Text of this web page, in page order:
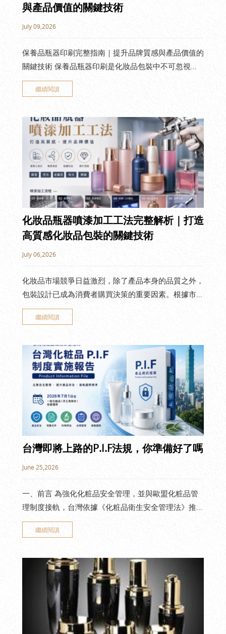
與產品價值的關鍵技術
July 09,2026
保養品瓶器印刷完整指南｜提升品牌質感與產品價值的
關鍵技術 保養品瓶器印刷是化妝品包裝中不可忽視的
重要環節。一個設計精美、印刷品質優良的瓶器，不僅
能提升產品的整體質感，更能強化品牌識別度，讓消費
持續成長，消費者
繼續閱讀
化妝品瓶器噴漆加工工法完整解析｜打造
高質感化妝品包裝的關鍵技術
July 06,2026
化妝品市場競爭日益激烈，除了產品本身的品質之外，
包裝設計已成為消費者購買決策的重要因素。根據市場
調查，消費者往往會在數秒內對產品外觀產生第一印
象，而瓶器的色彩、光澤與質感，更直接影響品牌價值
見且應用最廣泛的表
繼續閱讀
台灣即將上路的P.I.F法規，你準備好了嗎
June 25,2026
一、前言 為強化化粧品安全管理，並與歐盟化粧品管
理制度接軌，台灣依據《化粧品衛生安全管理法》推動
PIF（Product Information File，產品資訊檔案）制
度。 PIF制度已採分階段導入，並將於 2026年7月1日
繼續閱讀